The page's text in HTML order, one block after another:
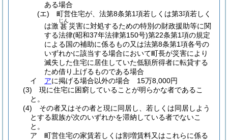
ある場合
(エ)
町営住宅が、法第8条第1項若しくは第3項若しく
は激 甚
じん
災害に対処するための特別の財政援助等に関
する法律(昭和37年法律第150号)第22条第1項の規定
による国の補助に係るもの又は法第8条第1項各号の
いずれかに該当する場合において町長が災害により
滅失した住宅に居住していた低額所得者に転貸する
ため借り上げるものである場合
イ
アに掲げる場合以外の場合 15万8,000円
(3)
現に住宅に困窮していることが明らかな者であるこ
と。
(4)
その者又はその者と現に同居し、若しくは同居しよう
とする親族が次のいずれかを滞納している者でないこ
と。
ア
町営住宅の家賃若しくは割増賃料又はこれらに係る